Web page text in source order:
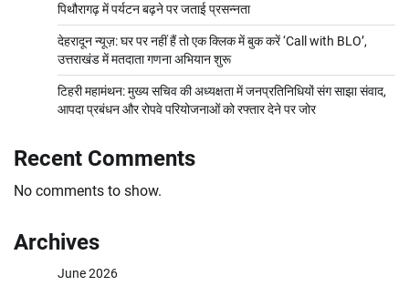
पिथौरागढ़ में पर्यटन बढ़ने पर जताई प्रसन्नता
देहरादून न्यूज़: घर पर नहीं हैं तो एक क्लिक में बुक करें ‘Call with BLO’,
उत्तराखंड में मतदाता गणना अभियान शुरू
टिहरी महामंथन: मुख्य सचिव की अध्यक्षता में जनप्रतिनिधियों संग साझा संवाद,
आपदा प्रबंधन और रोपवे परियोजनाओं को रफ्तार देने पर जोर
Recent Comments
No comments to show.
Archives
June 2026